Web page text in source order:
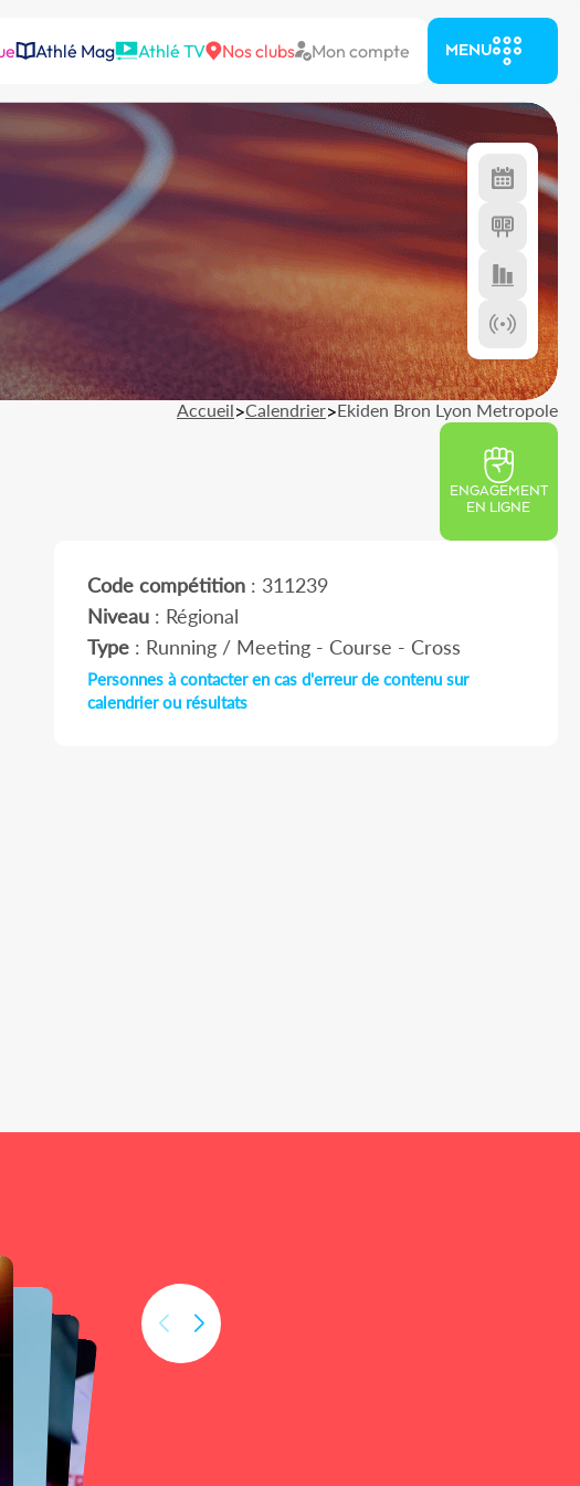
Athlé Mag Athlé TV Nos clubs Mon compte MENU
Accueil>Calendrier>Ekiden Bron Lyon Metropole
ENGAGEMENT
EN LIGNE
Code compétition: 311239
Niveau: Régional
Type: Running / Meeting - Course - Cross
Personnes à contacter en cas d'erreur de contenu sur
calendrier ou résultats